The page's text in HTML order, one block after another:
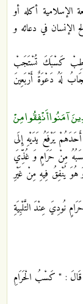
الإسلامية أكله أو
الإنسان في دعائه و
"أَطِبْ‏ كَسْبَكَ‏ تُسْتَجَبْ
لَهُ دَعْوَةٌ أَرْبَعِينَ
آمَنُوا أَنْفِقُوا مِنْ
يَرْفَعُ يَدَيْهِ إِلَى
مِنْ حَرَامٍ وَ غُذِّيَ
يُنْفِقُ فِيهِ مِنْ غَيْرِ
نُودِيَ عِنْدَ التَّلْبِيَةِ
قَالَ : " كَسْبُ الْحَرَامِ